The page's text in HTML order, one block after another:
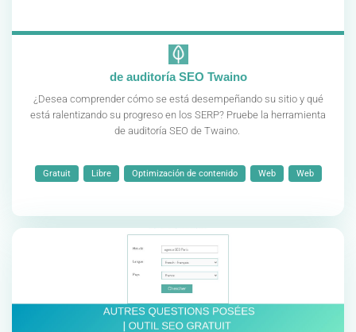
de auditoría SEO Twaino
¿Desea comprender cómo se está desempeñando su sitio y qué
está ralentizando su progreso en los SERP? Pruebe la herramienta
de auditoría SEO de Twaino.
Gratuit Libre Optimización de contenido Web Web